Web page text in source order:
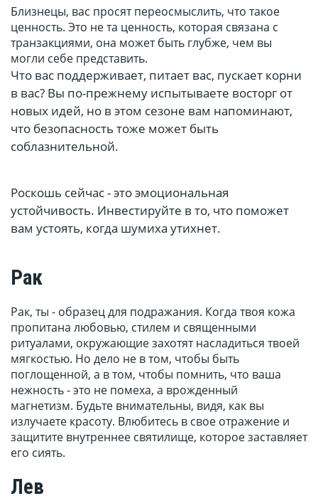
Близнецы, вас просят переосмыслить, что такое
ценность. Это не та ценность, которая связана с
транзакциями, она может быть глубже, чем вы
могли себе представить.
Что вас поддерживает, питает вас, пускает корни
в вас? Вы по-прежнему испытываете восторг от
новых идей, но в этом сезоне вам напоминают,
что безопасность тоже может быть
соблазнительной.
Роскошь сейчас - это эмоциональная
устойчивость. Инвестируйте в то, что поможет
вам устоять, когда шумиха утихнет.
Рак
Рак, ты - образец для подражания. Когда твоя кожа
пропитана любовью, стилем и священными
ритуалами, окружающие захотят насладиться твоей
мягкостью. Но дело не в том, чтобы быть
поглощенной, а в том, чтобы помнить, что ваша
нежность - это не помеха, а врожденный
магнетизм. Будьте внимательны, видя, как вы
излучаете красоту. Влюбитесь в свое отражение и
защитите внутреннее святилище, которое заставляет
его сиять.
Лев